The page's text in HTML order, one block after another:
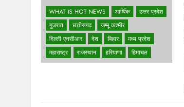
WHAT IS HOT NEWS आर्थिक
उत्तर प्रदेश
गुजरात
छत्तीसगढ़
जम्मू कश्मीर
दिल्ली एनसीआर
देश बिहार
मध्य प्रदेश
महाराष्ट्र
राजस्थान हरियाणा हिमाचल